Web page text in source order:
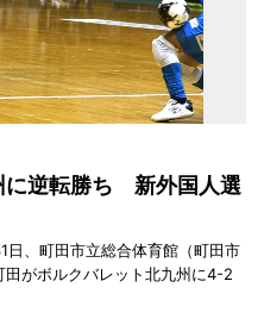
に逆転勝ち 新外国人選
日、町田市立総合体育館（町田市
がボルクバレット北九州に4-2